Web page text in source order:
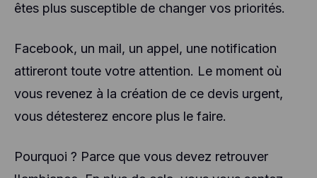
êtes plus susceptible de changer vos priorités.
Facebook, un mail, un appel, une notification
attireront toute votre attention. Le moment où
vous revenez à la création de ce devis urgent,
vous détesterez encore plus le faire.
Pourquoi ? Parce que vous devez retrouver